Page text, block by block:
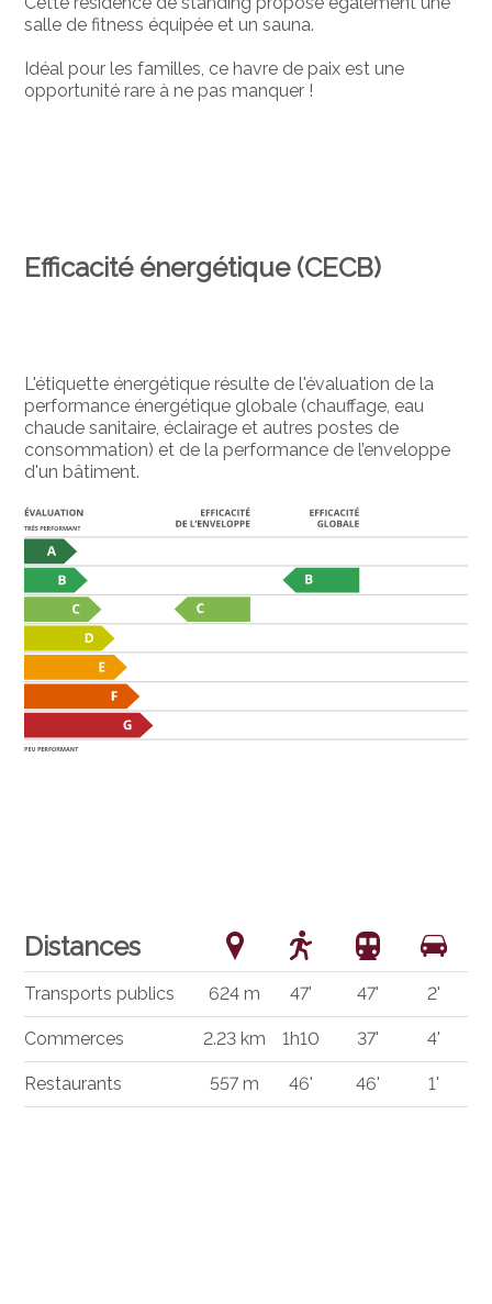
salle de fitness équipée et un sauna.
Idéal pour les familles, ce havre de paix est une
opportunité rare à ne pas manquer !
Efficacité énergétique (CECB)
L'étiquette énergétique résulte de l'évaluation de la
performance énergétique globale (chauffage, eau
chaude sanitaire, éclairage et autres postes de
consommation) et de la performance de l’enveloppe
d'un bâtiment.
Distances
Transports publics 624 m 47' 47' 2'
Commerces 2.23 km 1h10 37' 4'
Restaurants 557 m 46' 46' 1'